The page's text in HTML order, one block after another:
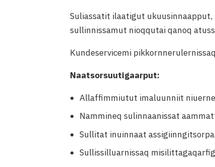
Suliassatit ilaatigut
sullinnissamut nioqqutai qanoq
Kundeservicemi
Naatsorsuutigaarput:
Allaffimmiutut imaluunniit
Nammineq sulinnaanissat
Sullitat inuinnaat
Sullissilluarnissaq